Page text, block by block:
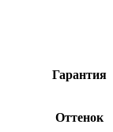
Гарантия
Оттенок